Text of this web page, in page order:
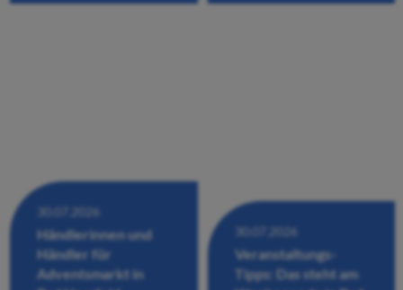
30.07.2026
Händlerinnen und
Händler für
Adventsmarkt in
30.07.2026
Veranstaltungs-
Tipps: Das steht am